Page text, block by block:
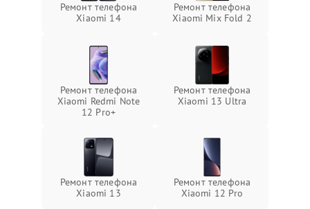
Ремонт телефона
Xiaomi 14
Ремонт телефона
Xiaomi Mix Fold 2
Ремонт телефона
Xiaomi Redmi Note
12 Pro+
Ремонт телефона
Xiaomi 13 Ultra
Ремонт телефона
Xiaomi 13
Ремонт телефона
Xiaomi 12 Pro